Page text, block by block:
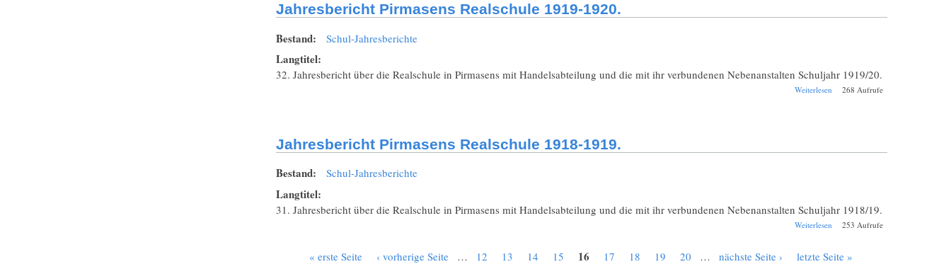
Jahresbericht Pirmasens Realschule 1919-1920.
Bestand: Schul-Jahresberichte
Langtitel:
32. Jahresbericht über die Realschule in Pirmasens mit Handelsabteilung und die mit ihr verbundenen Nebenanstalten Schuljahr 1919/20.
Weiterlesen über Jahresbericht
268 Aufrufe
Jahresbericht Pirmasens Realschule 1918-1919.
Bestand: Schul-Jahresberichte
Langtitel:
31. Jahresbericht über die Realschule in Pirmasens mit Handelsabteilung und die mit ihr verbundenen Nebenanstalten Schuljahr 1918/19.
Weiterlesen über Jahresbericht
1919.
253 Aufrufe
« erste Seite ‹ vorherige Seite … 12 13 14 15 16 17 18 19 20 … nächste Seite › letzte Seite »